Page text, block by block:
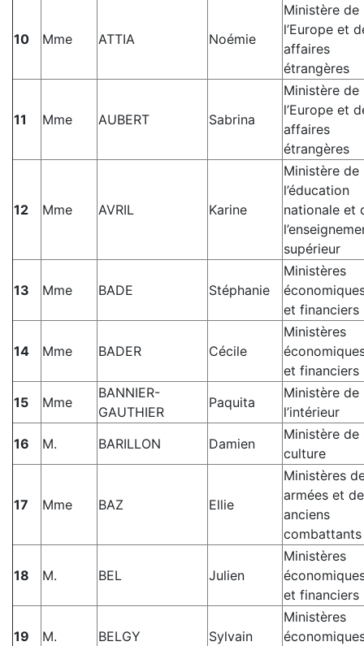
10 Mme ATTIA Noémie
Ministère de
l’Europe et
affaires
étrangères
11 Mme AUBERT Sabrina
Ministère de
l’Europe et
affaires
étrangères
12 Mme AVRIL Karine
Ministère de
l’éducation
nationale et
supérieur
13 Mme BADE Stéphanie
Ministères
et financiers
14 Mme BADER Cécile
Ministères
et financiers
15
Mme
BANNIER-
GAUTHIER
Paquita
Ministère de
l’intérieur
16
M. BARILLON Damien
Ministère de
culture
17 Mme BAZ Ellie
Ministères
armées et
anciens
combattants
18 M. BEL Julien
Ministères
et financiers
19 M. BELGY Sylvain
Ministères